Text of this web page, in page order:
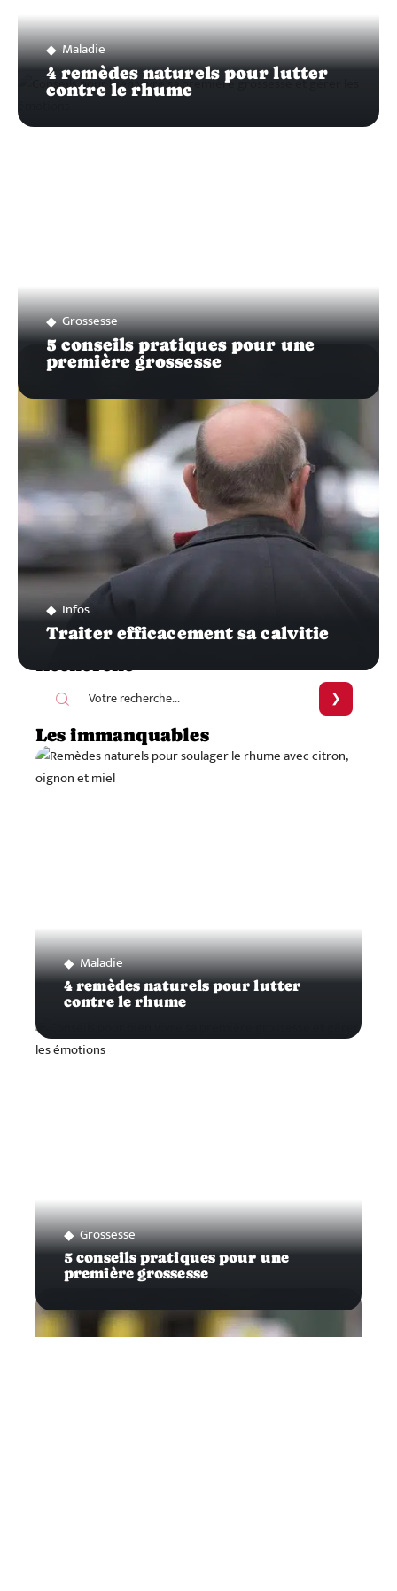
Maladie
4 remèdes naturels pour lutter
contre le rhume
Grossesse
5 conseils pratiques pour une
première grossesse
Infos
Traiter efficacement sa calvitie
Recherche
Les immanquables
Maladie
4 remèdes naturels pour lutter
contre le rhume
Grossesse
5 conseils pratiques pour une
première grossesse